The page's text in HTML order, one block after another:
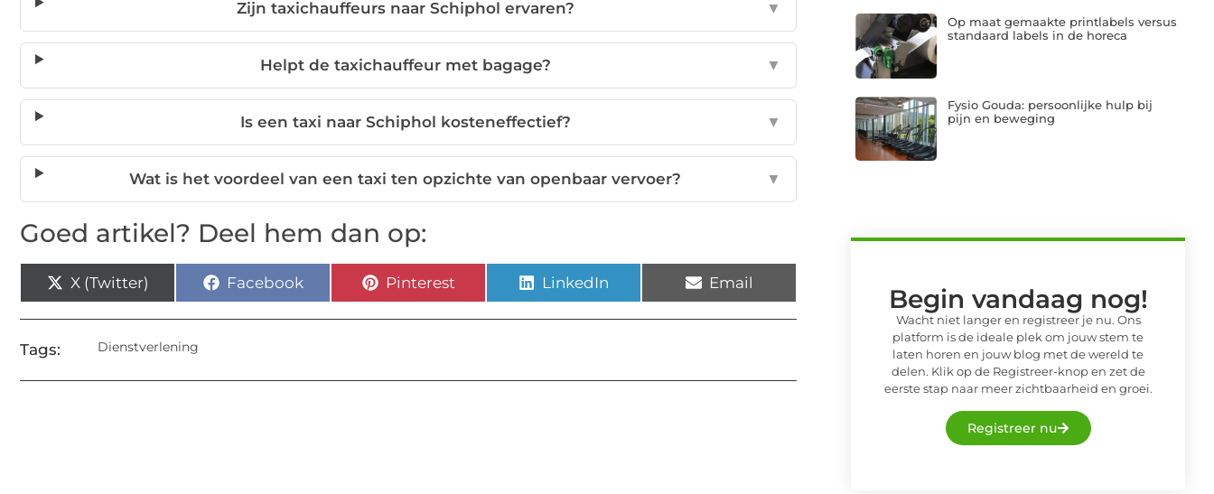
Zijn taxichauffeurs naar Schiphol ervaren? ▼
Helpt de taxichauffeur met bagage? ▼
Is een taxi naar Schiphol kosteneffectief? ▼
Wat is het voordeel van een taxi ten opzichte van openbaar vervoer? ▼
Goed artikel? Deel hem dan op:
X (Twitter) Facebook Pinterest LinkedIn Email
Tags: Dienstverlening
Op maat gemaakte printlabels versus
standaard labels in de horeca
Fysio Gouda: persoonlijke hulp bij
pijn en beweging
Begin vandaag nog!
Wacht niet langer en registreer je nu. Ons
platform is de ideale plek om jouw stem te
laten horen en jouw blog met de wereld te
delen. Klik op de Registreer-knop en zet de
eerste stap naar meer zichtbaarheid en groei.
Registreer nu